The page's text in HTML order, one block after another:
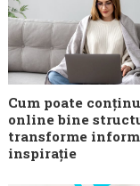
Cum poate
online bine
transforme
inspirație